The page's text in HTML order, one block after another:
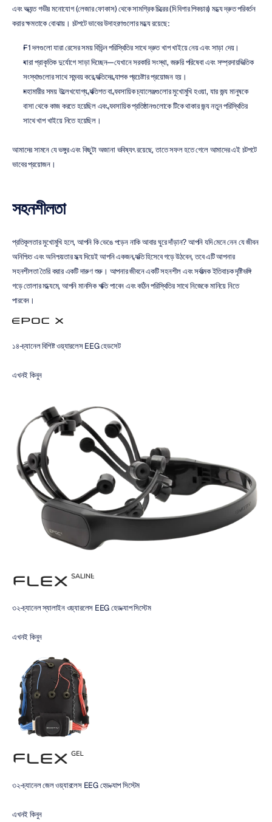
এবং অত্যন্ত গভীর মনোযোগ (লেজার ফোকাস) থেকে সামগ্রিক চিত্রের (দি বিগার পিকচার) মধ্যে দ্রুত পরিবর্তন
করার ক্ষমতাকে বোঝায়। চটপটে ভাবের উদাহরণগুলোর মধ্যে রয়েছে:
F1 দলগুলো যারা রেসের সময় বিভিন্ন পরিস্থিতির সাথে দ্রুত খাপ খাইয়ে নেয় এবং সাড়া দেয়।
যারা প্রাকৃতিক দুর্যোগে সাড়া দিচ্ছেন—যেখানে সরকারি সংস্থা, জরুরি পরিষেবা এবং সম্প্রদায়ভিত্তিক
সংস্থাগুলোর সাথে সমন্বয় করে ব্যক্তিদের ব্যাপক প্রচেষ্টার প্রয়োজন হয়।
মহামারীর সময় উল্লেখযোগ্য ব্যক্তিগত বা ব্যবসায়িক চ্যালেঞ্জগুলোর মুখোমুখি হওয়া, যার জন্য মানুষকে
বাসা থেকে কাজ করতে হয়েছিল এবং ব্যবসায়িক প্রতিষ্ঠানগুলোকে টিকে থাকার জন্য নতুন পরিস্থিতির
সাথে খাপ খাইয়ে নিতে হয়েছিল।
আমাদের সামনে যে ভঙ্গুর এবং কিছুটা অজানা ভবিষ্যৎ রয়েছে, তাতে সফল হতে গেলে আমাদের এই চটপটে
ভাবের প্রয়োজন।
সহনশীলতা
প্রতিকূলতার মুখোমুখি হলে, আপনি কি ভেঙে পড়েন নাকি আবার ঘুরে দাঁড়ান? আপনি যদি মেনে নেন যে জীবন
অনিশ্চিত এবং অনিশ্চয়তার মধ্য দিয়েই আপনি একজন ব্যক্তি হিসেবে গড়ে উঠবেন, তবে এটি আপনার
সহনশীলতা তৈরি করার একটি দারুণ শুরু। আপনার জীবনে একটি সহনশীল এবং সর্বাত্মক ইতিবাচক দৃষ্টিভঙ্গি
গড়ে তোলার মাধ্যমে, আপনি মানসিক শক্তি পাবেন এবং কঠিন পরিস্থিতির সাথে নিজেকে মানিয়ে নিতে
পারবেন।
১৪-চ্যানেল বিশিষ্ট ওয়্যারলেস EEG হেডসেট
এখনই কিনুন
৩২-চ্যানেল স্যালাইন ওয়্যারলেস EEG হেড ক্যাপ সিস্টেম
এখনই কিনুন
৩২-চ্যানেল জেল ওয়্যারলেস EEG হেড ক্যাপ সিস্টেম
এখনই কিনুন